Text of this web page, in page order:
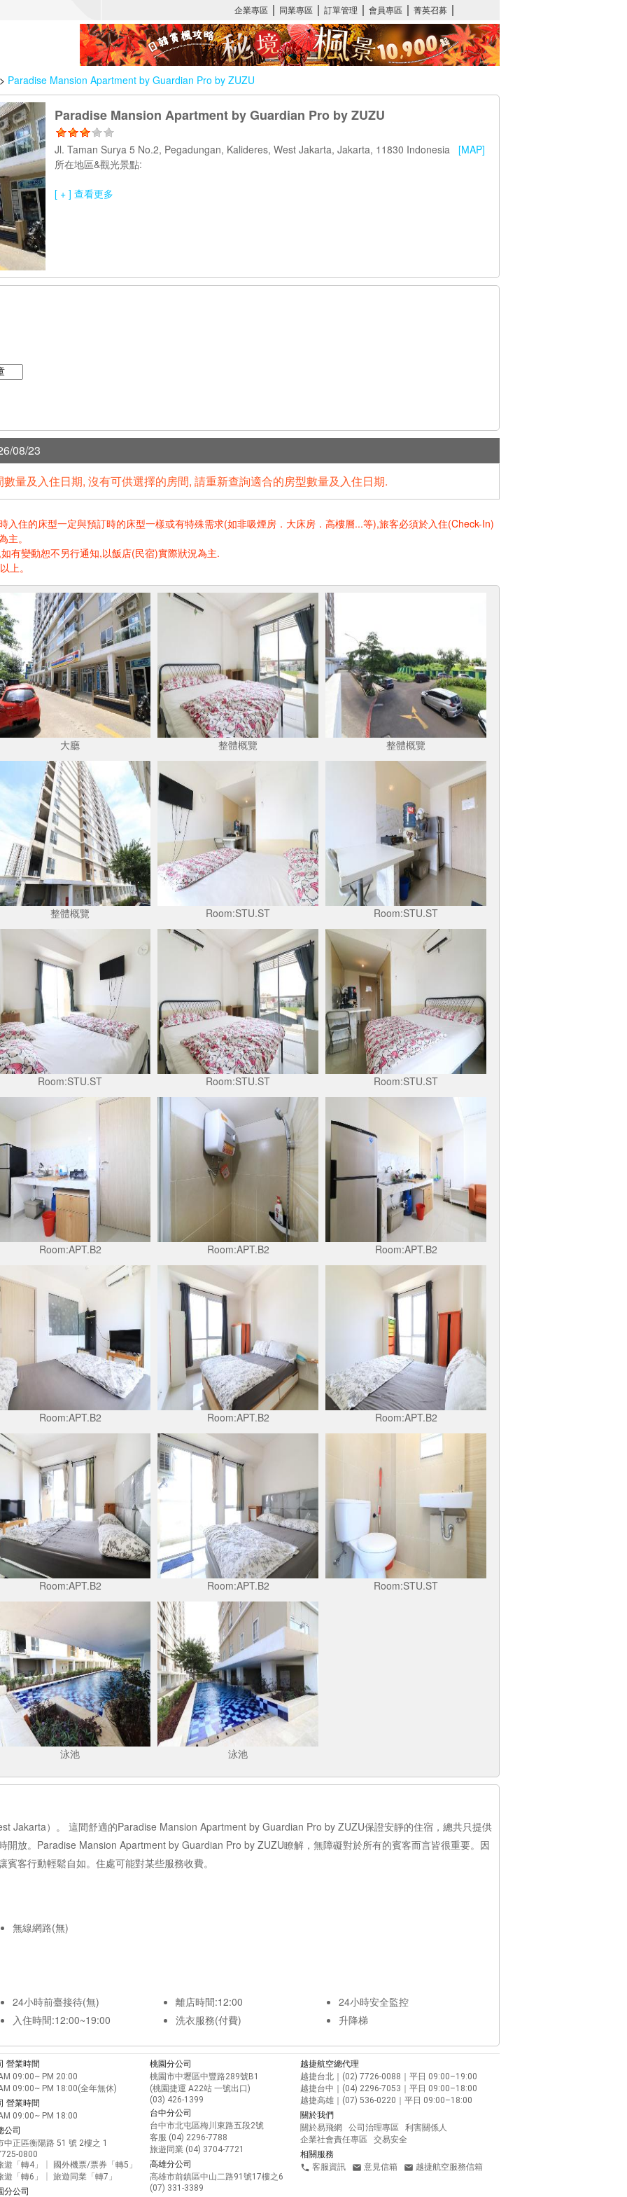
> Paradise Mansion Apartment by Guardian Pro by ZUZU
Paradise Mansion Apartment by Guardian Pro by ZUZU
Jl. Taman Surya 5 No.2, Pegadungan, Kalideres, West Jakarta, Jakarta, 11830 Indonesia [MAP]
所在地區&觀光景點:
[ + ] 查看更多
08/23
量及入住日期, 沒有可供選擇的房間, 請重新查詢適合的房型數量及入住日期.
入住的床型一定與預訂時的床型一樣或有特殊需求(如非吸煙房．大床房．高樓層...等),旅客必須於入住(Check-In)
主。
有變動恕不另行通知,以飯店(民宿)實際狀況為主.
上。
大廳 整體概覽 整體概覽
整體概覽 Room:STU.ST Room:STU.ST
Room:STU.ST Room:STU.ST Room:STU.ST
Room:APT.B2 Room:APT.B2 Room:APT.B2
Room:APT.B2 Room:APT.B2 Room:APT.B2
Room:APT.B2 Room:APT.B2 Room:STU.ST
泳池 泳池
Jakarta）。 這間舒適的Paradise Mansion Apartment by Guardian Pro by ZUZU保證安靜的住宿，總共只提供
開放。Paradise Mansion Apartment by Guardian Pro by ZUZU瞭解，無障礙對於所有的賓客而言皆很重要。因
客行動輕鬆自如。住處可能對某些服務收費。
無線網路(無)
24小時前臺接待(無)
入住時間:12:00~19:00
離店時間:12:00
洗衣服務(付費)
24小時安全監控
升降梯